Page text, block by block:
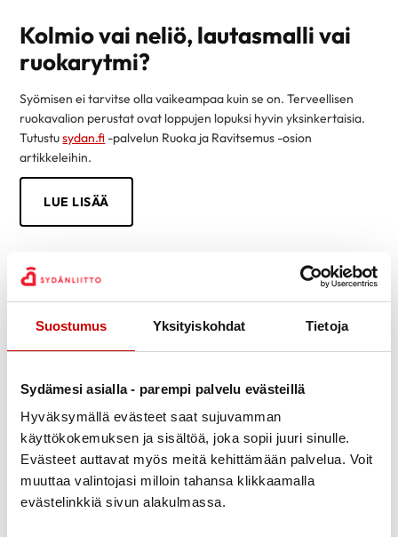
Suostumus Yksityiskohdat Tietoja
Sydämesi asialla - parempi palvelu evästeillä
Hyväksymällä evästeet saat sujuvamman
käyttökokemuksen ja sisältöä, joka sopii juuri sinulle.
Evästeet auttavat myös meitä kehittämään palvelua. Voit
muuttaa valintojasi milloin tahansa klikkaamalla
evästelinkkiä sivun alakulmassa.
Kolmio vai neliö, lautasmalli vai
ruokarytmi?
Syömisen ei tarvitse olla vaikeampaa kuin se on. Terveellisen
ruokavalion perustat ovat loppujen lopuksi hyvin yksinkertaisia.
Tutustusydan.fi -palvelun Ruoka ja Ravitsemus -osion
artikkeleihin.
LUE LISÄÄ